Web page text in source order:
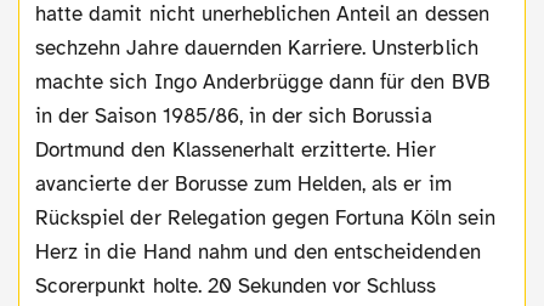
hatte damit nicht unerheblichen Anteil an dessen
sechzehn Jahre dauernden Karriere. Unsterblich
machte sich Ingo Anderbrügge dann für den BVB
in der Saison 1985/86, in der sich Borussia
Dortmund den Klassenerhalt erzitterte. Hier
avancierte der Borusse zum Helden, als er im
Rückspiel der Relegation gegen Fortuna Köln sein
Herz in die Hand nahm und den entscheidenden
Scorerpunkt holte. 20 Sekunden vor Schluss